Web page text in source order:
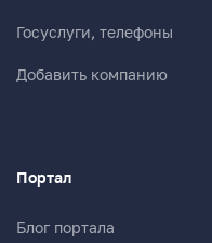
Госуслуги, телефоны
Добавить компанию
Портал
Блог портала